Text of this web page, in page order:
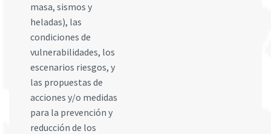
masa, sismos y
heladas), las
condiciones de
vulnerabilidades, los
escenarios riesgos, y
las propuestas de
acciones y/o medidas
para la prevención y
reducción de los